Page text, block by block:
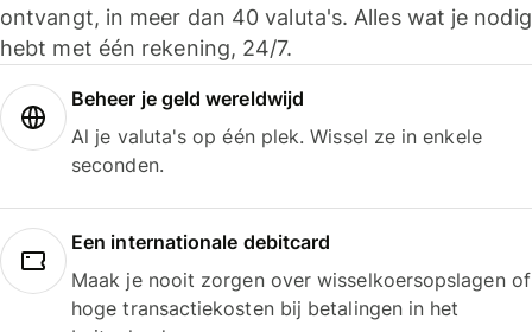
ontvangt, in meer dan 40 valuta's. Alles wat je nodig
hebt met één rekening, 24/7.
Beheer je geld wereldwijd
Al je valuta's op één plek. Wissel ze in enkele
seconden.
Een internationale debitcard
Maak je nooit zorgen over wisselkoersopslagen of
hoge transactiekosten bij betalingen in het